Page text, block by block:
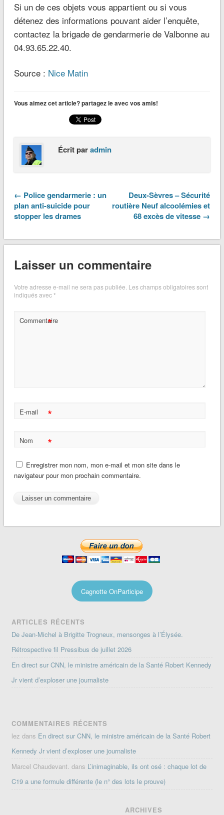
Si un de ces objets vous appartient ou si vous
détenez des informations pouvant aider l’enquête,
contactez la brigade de gendarmerie de Valbonne au
04.93.65.22.40.
Source : Nice Matin
Vous aimez cet article? partagez le avec vos amis!
Écrit paradmin
← Police gendarmerie : un
plan anti-suicide pour
stopper les drames
Deux-Sèvres – Sécurité
routière Neuf alcoolémies et
68 excès de vitesse →
Laisser un commentaire
Votre adresse e-mail ne sera pas publiée. Les champs obligatoires sont
indiqués avec*
Commentaire
*
E-mail *
Nom *
Enregistrer mon nom, mon e-mail et mon site dans le
navigateur pour mon prochain commentaire.
Cagnotte OnParticipe
ARTICLES RÉCENTS
De Jean-Michel à Brigitte Trogneux, mensonges à l’Élysée.
Rétrospective fil Pressibus de juillet 2026
En direct sur CNN, le ministre américain de la Santé Robert Kennedy
Jr vient d’exploser une journaliste
COMMENTAIRES RÉCENTS
lez dans En direct sur CNN, le ministre américain de la Santé Robert
Kennedy Jr vient d’exploser une journaliste
Marcel Chaudevant. dans L’inimaginable, ils ont osé : chaque lot de
C19 a une formule différente (le n° des lots le prouve)
ARCHIVES